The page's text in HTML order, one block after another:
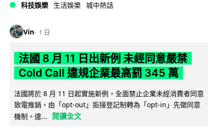
科技娛樂 生活娛樂 城中熱話
Vin 1 日
法國 8 月 11 日出新例 未經同意嚴禁
Cold Call 違規企業最高罰 345 萬
法國將於 8 月 11 日起實施新例，全面禁止企業未經消費者同意
致電推銷，由「opt-out」拒接登記制轉為「opt-in」先徵同意
機制。違...
閱讀全文